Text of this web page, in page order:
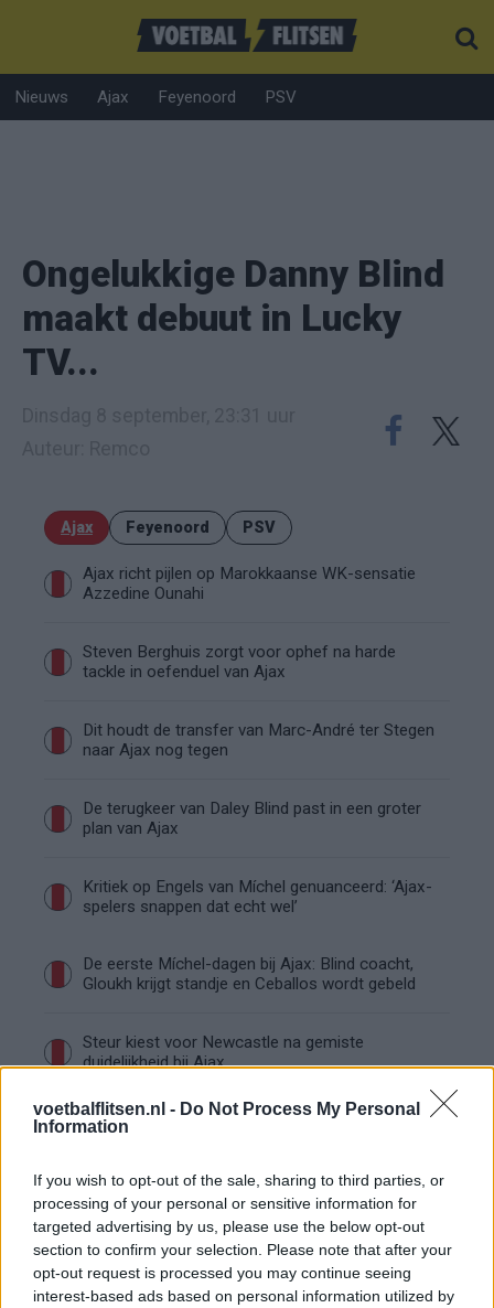
voetbalflitsen.nl - Do Not Process My Personal
Information
If you wish to opt-out of the sale, sharing to third parties, or
processing of your personal or sensitive information for
targeted advertising by us, please use the below opt-out
section to confirm your selection. Please note that after your
opt-out request is processed you may continue seeing
interest-based ads based on personal information utilized by
Nieuws Ajax Feyenoord PSV
Ongelukkige Danny Blind
maakt debuut in Lucky
TV...
Ajax Feyenoord PSV
Ajax richt pijlen op Marokkaanse WK-sensatie
Azzedine Ounahi
Steven Berghuis zorgt voor ophef na harde
tackle in oefenduel van Ajax
Dit houdt de transfer van Marc-André ter Stegen
naar Ajax nog tegen
De terugkeer van Daley Blind past in een groter
plan van Ajax
Kritiek op Engels van Míchel genuanceerd: ‘Ajax-
spelers snappen dat echt wel’
De eerste Míchel-dagen bij Ajax: Blind coacht,
Gloukh krijgt standje en Ceballos wordt gebeld
Steur kiest voor Newcastle na gemiste
duidelijkheid bij Ajax
Blind kan bij Ajax de speler naast Míchel worden
“Twente was toen niet haalbaar”: Weghorst blikt
terug op Ajax-keuze
De transferprioriteiten van Ajax worden steeds
duidelijker